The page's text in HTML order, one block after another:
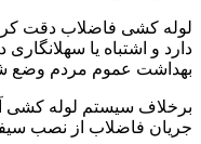
لوله کشی فاضلاب دقت
دارد و اشتباه یا
بهداشت عموم مردم وضع
برخلاف سیستم لوله کشی
جریان فاضلاب از نصب